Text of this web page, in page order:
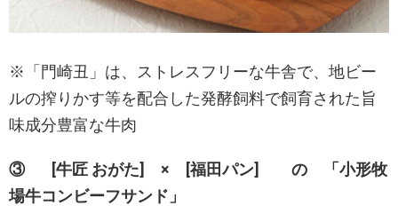
※「門崎丑」は、ストレスフリーな牛舎で、地ビー
ルの搾りかす等を配合した発酵飼料で飼育された旨
味成分豊富な牛肉
③ [牛匠 おがた] × [福田パン] の 「小形牧
場牛コンビーフサンド」